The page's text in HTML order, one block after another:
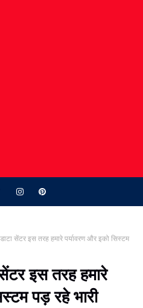
सेंटर इस तरह हमारे पर्यावरण और इको सिस्टम
इस तरह हमारे
पड़ रहे भारी